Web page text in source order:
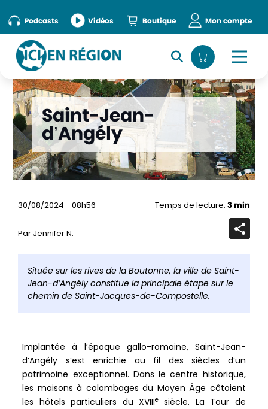
Podcasts Vidéos Boutique Mon compte
Saint-Jean-
d’Angély
30/08/2024 - 08h56 Temps de lecture:3 min
Par Jennifer N.
Ouvrir/
barre
Située sur les rives de la Boutonne, la ville de Saint-
Jean-d’Angély constitue la principale étape sur le
chemin de Saint-Jacques-de-Compostelle.
Implantée à l’époque gallo-romaine, Saint-Jean-
d’Angély s’est enrichie au fil des siècles d’un
patrimoine exceptionnel. Dans le centre historique,
les maisons à colombages du Moyen Âge côtoient
les hôtels particuliers du XVIIIe siècle. La Tour de